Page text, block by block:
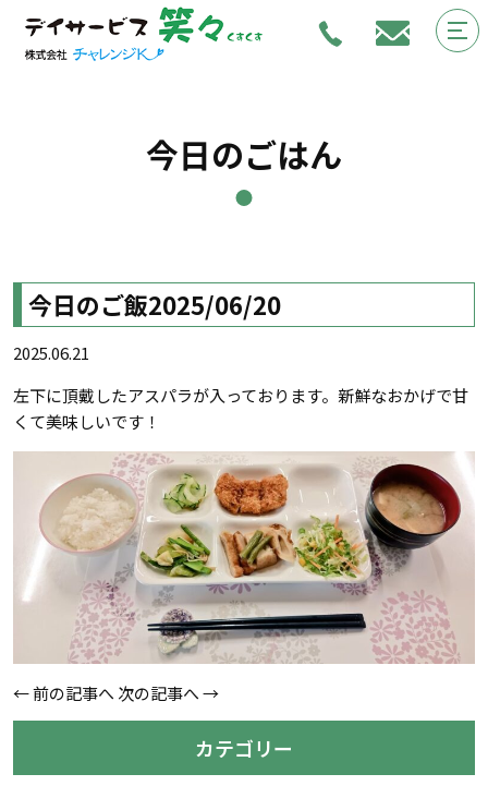
今日のごはん
今日のご飯2025/06/20
2025.06.21
左下に頂戴したアスパラが入っております。新鮮なおかげで甘
くて美味しいです！
←前の記事へ 次の記事へ→
カテゴリー